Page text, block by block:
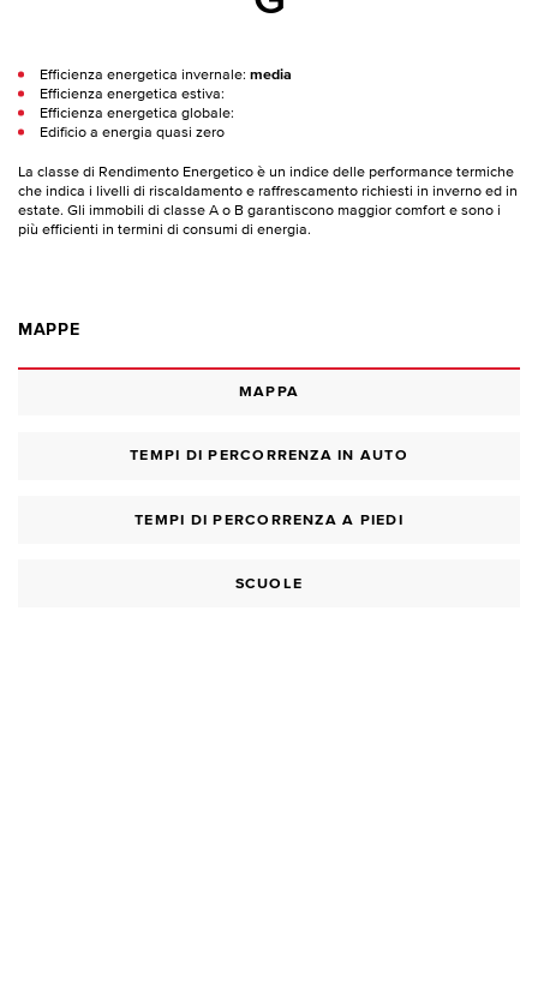
Efficienza energetica invernale: media
Efficienza energetica estiva:
Efficienza energetica globale:
Edificio a energia quasi zero
La classe di Rendimento Energetico è un indice delle performance termiche
che indica i livelli di riscaldamento e raffrescamento richiesti in inverno ed in
estate. Gli immobili di classe A o B garantiscono maggior comfort e sono i
più efficienti in termini di consumi di energia.
MAPPE
MAPPA
TEMPI DI PERCORRENZA IN AUTO
TEMPI DI PERCORRENZA A PIEDI
SCUOLE